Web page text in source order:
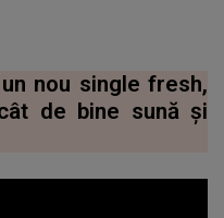
nou single fresh,
de bine sună și